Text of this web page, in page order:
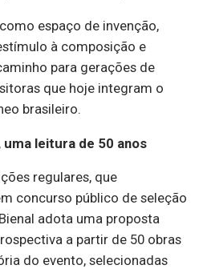
espaço de invenção,
à composição e
para gerações de
que hoje integram o
brasileiro.
leitura de 50 anos
regulares, que
concurso público de seleção
adota uma proposta
a partir de 50 obras
do evento, selecionadas